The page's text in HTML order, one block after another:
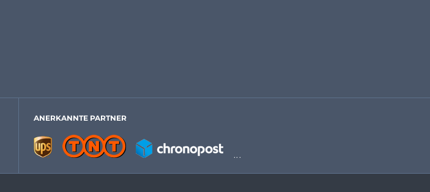
ANERKANNTE PARTNER